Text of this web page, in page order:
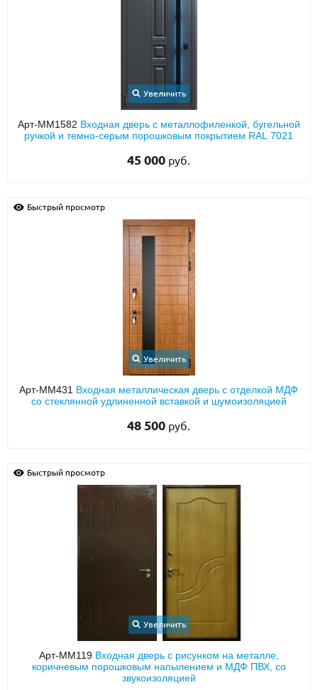
Металлические двери от производителя с доставкой и установкой в
Москве и МО
INFO@META-M.RU
ЗАПРОСИТЬ РАСЧЕТ
Распродажа
Записаться на замер
Увеличить
Арт-ММ1582 Входная дверь с металлофиленкой, бугельной
ручкой и темно-серым порошковым покрытием RAL 7021
45 000 руб.
Быстрый просмотр
Увеличить
Арт-ММ431 Входная металлическая дверь с отделкой МДФ
со стеклянной удлиненной вставкой и шумоизоляцией
48 500 руб.
Быстрый просмотр
Увеличить
Арт-ММ119 Входная дверь с рисунком на металле,
коричневым порошковым напылением и МДФ ПВХ, со
звукоизоляцией